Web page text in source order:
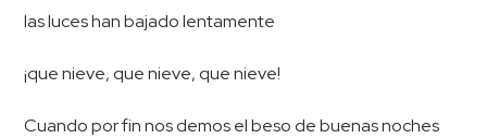
las luces han bajado lentamente
¡que nieve, que nieve, que nieve!
Cuando por fin nos demos el beso de buenas noches